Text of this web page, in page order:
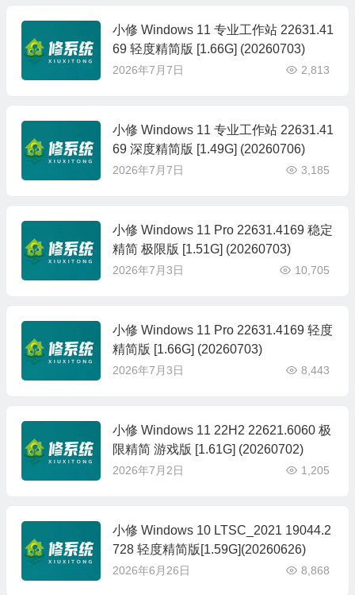
小修 Windows 11 专业工作站 22631.41
69 轻度精简版 [1.66G] (20260703)
2026年7月7日 2,813
小修 Windows 11 专业工作站 22631.41
69 深度精简版 [1.49G] (20260706)
2026年7月7日 3,185
小修 Windows 11 Pro 22631.4169 稳定
精简 极限版 [1.51G] (20260703)
2026年7月3日 10,705
小修 Windows 11 Pro 22631.4169 轻度
精简版 [1.66G] (20260703)
2026年7月3日 8,443
小修 Windows 11 22H2 22621.6060 极
限精简 游戏版 [1.61G] (20260702)
2026年7月2日 1,205
小修 Windows 10 LTSC_2021 19044.2
728 轻度精简版[1.59G](20260626)
2026年6月26日 8,868